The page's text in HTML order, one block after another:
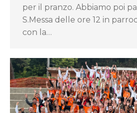
per il pranzo. Abbiamo poi
S.Messa delle ore 12 in
con la…